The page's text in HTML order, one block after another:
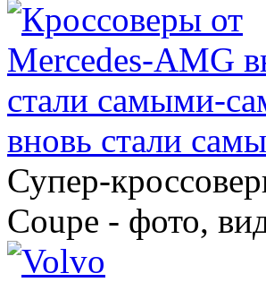
вновь стали
Супер-
Coupe - фото,